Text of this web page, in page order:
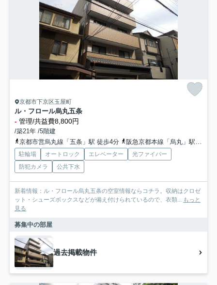
京都市下京区玉屋町
ル・フロール烏丸五条
- 管理/共益費8,800円
/築21年 /5階建
京都市営烏丸線「五条」駅 徒歩4分
阪急京都本線「烏丸」駅 徒歩11分
駐輪場 オートロック エレベーター
光ファイバー
防犯カメラ
公共下水
新着情報：ル・フロール烏丸五条の空室情報ならコチラ。収納はクロゼ
ット・シューズボックスなどが備え付けられているので、衣類...
もっと
見る
募集中の部屋
過去掲載物件